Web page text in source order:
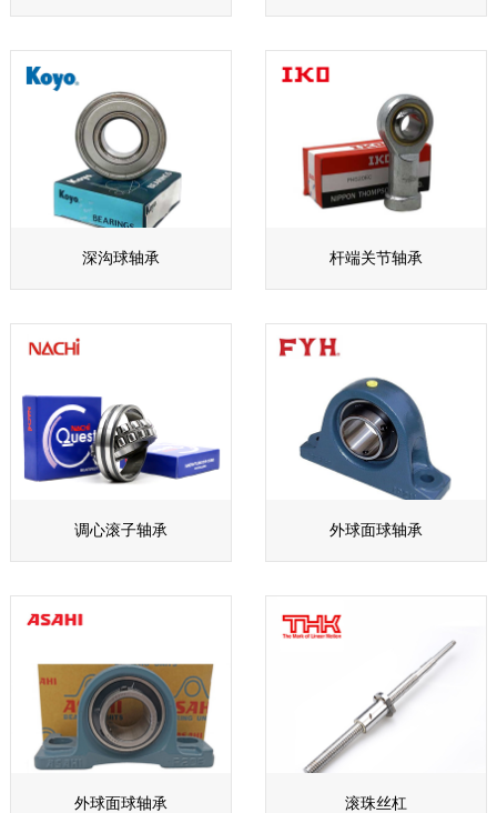
深沟球轴承 杆端关节轴承
调心滚子轴承 外球面球轴承
外球面球轴承 滚珠丝杠